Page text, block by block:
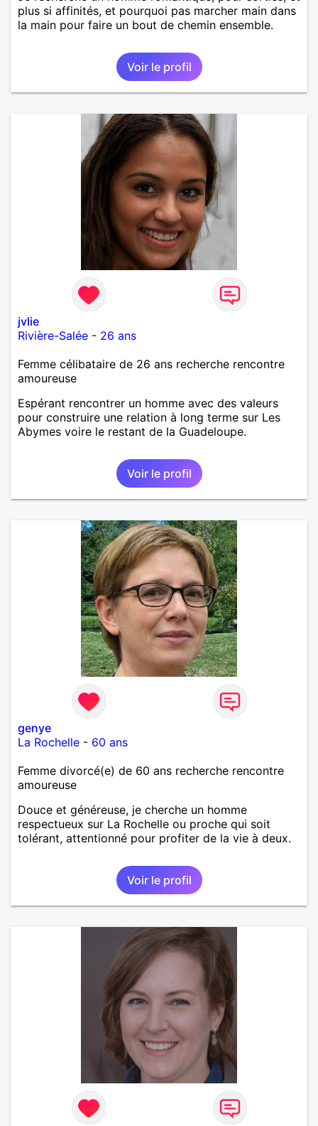
plus si affinités, et pourquoi pas marcher main dans
la main pour faire un bout de chemin ensemble.
Voir le profil
jvlie
Rivière-Salée - 26 ans
Femme célibataire de 26 ans recherche rencontre
amoureuse
Espérant rencontrer un homme avec des valeurs
pour construire une relation à long terme sur Les
Abymes voire le restant de la Guadeloupe.
Voir le profil
genye
La Rochelle - 60 ans
Femme divorcé(e) de 60 ans recherche rencontre
amoureuse
Douce et généreuse, je cherche un homme
respectueux sur La Rochelle ou proche qui soit
tolérant, attentionné pour profiter de la vie à deux.
Voir le profil